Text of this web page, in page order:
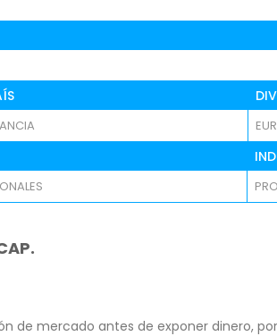
EUR
de mercado antes de exponer dinero,